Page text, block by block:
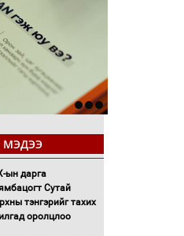
МЭДЭЭ
ын дарга
Сутай
тэнгэрийг тахих
оролцлоо